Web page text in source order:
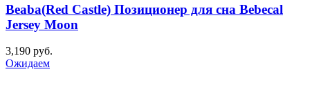
Beaba(Red Castle) Позиционер для сна Bebecal
Jersey Moon
3,190 руб.
Ожидаем